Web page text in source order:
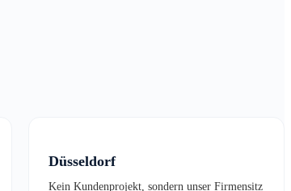
Düsseldorf
Kein Kundenprojekt, sondern unser Firmensitz